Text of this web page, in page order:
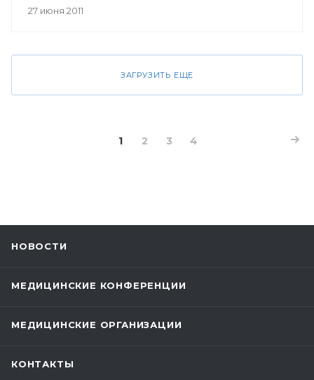
27 июня 2011
ЗАГРУЗИТЬ ЕЩЕ
1 2 3 4
НОВОСТИ
МЕДИЦИНСКИЕ КОНФЕРЕНЦИИ
МЕДИЦИНСКИЕ ОРГАНИЗАЦИИ
КОНТАКТЫ